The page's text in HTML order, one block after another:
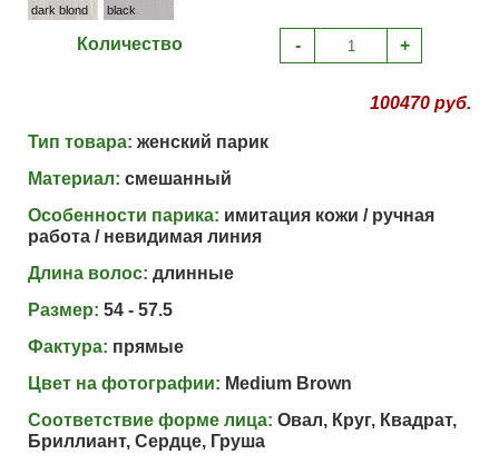
dark blond black
Количество - +
100470 руб.
Тип товара: женский парик
Материал: смешанный
Особенности парика: имитация кожи / ручная
работа / невидимая линия
Длина волос: длинные
Размер: 54 - 57.5
Фактура: прямые
Цвет на фотографии: Medium Brown
Соответствие форме лица: Овал, Круг, Квадрат,
Бриллиант, Сердце, Груша